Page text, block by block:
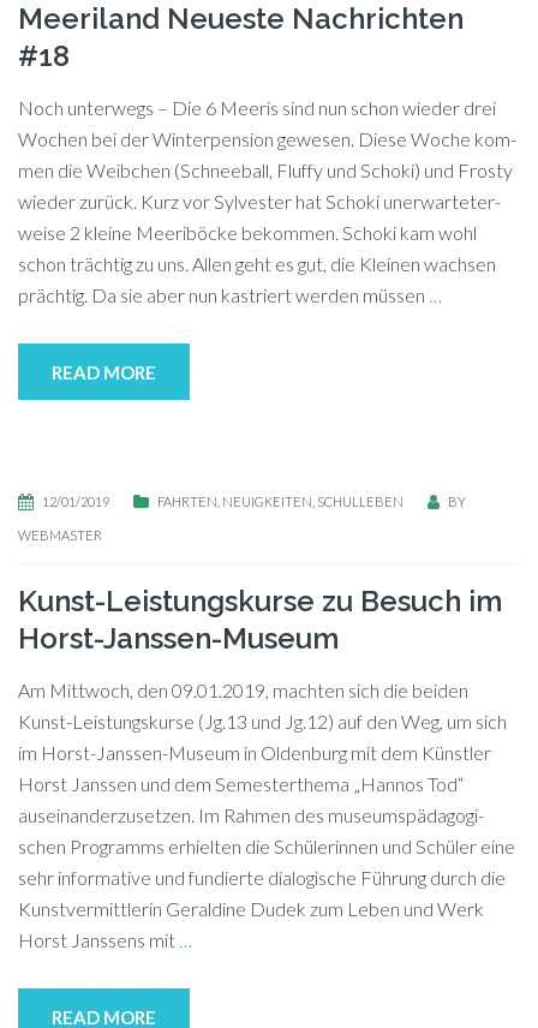
Meeriland Neueste Nachrichten
#18
Noch unterwegs – Die 6 Mee­ris sind nun schon wie­der drei
Wo­chen bei der Win­ter­pen­si­on ge­we­sen. Die­se Wo­che kom­
men die Weib­chen (Schnee­ball, Fluffy und Scho­ki) und Fros­ty
wie­der zurück. Kurz vor Syl­ves­ter hat Scho­ki un­er­war­te­ter­
wei­se 2 klei­ne Mee­ri­bö­cke be­kom­men. Scho­ki kam wohl
schon träch­tig zu uns. Al­len geht es gut, die Klei­nen wach­sen
präch­tig. Da sie aber nun kas­triert wer­den müs­sen …
READ MORE
12/01/2019 FAHRTEN NEUIGKEITEN SCHULLEBEN BY
WEBMASTER
Kunst-Leistungskurse zu Besuch im
Horst-Janssen-Museum
Am Mitt­woch, den 09.01.2019, mach­ten sich die bei­den
Kunst-Leis­tungs­kur­se (Jg.13 und Jg.12) auf den Weg, um sich
im Horst-Jans­sen-Mu­se­um in Ol­den­burg mit dem Künst­ler
Horst Jans­sen und dem Se­mes­ter­the­ma „Han­nos Tod“
auseinanderzusetzen. Im Rah­men des mu­se­ums­päd­ago­gi­
schen Pro­gramms er­hiel­ten die Schü­le­rin­nen und Schü­ler eine
sehr in­for­ma­ti­ve und fun­dier­te dia­lo­gi­sche Füh­rung durch die
Kunst­ver­mitt­le­rin Ge­ral­di­ne Du­dek zum Le­ben und Werk
Horst Jans­sens mit …
READ MORE